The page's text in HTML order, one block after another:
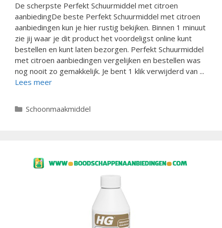
De scherpste Perfekt Schuurmiddel met citroen
aanbiedingDe beste Perfekt Schuurmiddel met citroen
aanbiedingen kun je hier rustig bekijken. Binnen 1 minuut
zie jij waar je dit product het voordeligst online kunt
bestellen en kunt laten bezorgen. Perfekt Schuurmiddel
met citroen aanbiedingen vergelijken en bestellen was
nog nooit zo gemakkelijk. Je bent 1 klik verwijderd van ...
Lees meer
Categorieën
Schoonmaakmiddel